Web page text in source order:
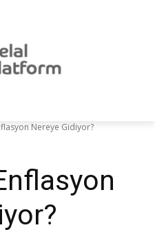
Nereye Gidiyor?